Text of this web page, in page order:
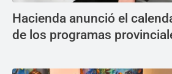
Hacienda anunció el
de los programas